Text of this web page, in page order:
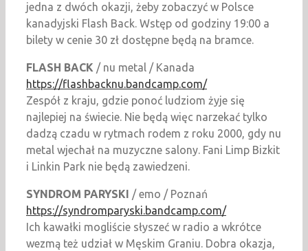
jedna z dwóch okazji, żeby zobaczyć w Polsce
kanadyjski Flash Back. Wstęp od godziny 19:00 a
bilety w cenie 30 zł dostępne będą na bramce.
FLASH BACK / nu metal / Kanada
https://flashbacknu.bandcamp.com/
Zespół z kraju, gdzie ponoć ludziom żyje się
najlepiej na świecie. Nie będą więc narzekać tylko
dadzą czadu w rytmach rodem z roku 2000, gdy nu
metal wjechał na muzyczne salony. Fani Limp Bizkit
i Linkin Park nie będą zawiedzeni.
SYNDROM PARYSKI / emo / Poznań
https://syndromparyski.bandcamp.com/
Ich kawałki mogliście słyszeć w radio a wkrótce
wezmą też udział w Męskim Graniu. Dobra okazja,